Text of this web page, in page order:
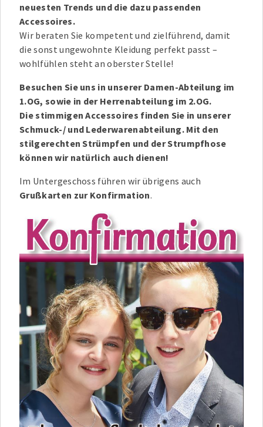
neuesten Trends und die dazu passenden
Accessoires.
Wir beraten Sie kompetent und zielführend, damit
die sonst ungewohnte Kleidung perfekt passt –
wohlfühlen steht an oberster Stelle!
Besuchen Sie uns in unserer Damen-Abteilung im
1.OG, sowie in der Herrenabteilung im 2.OG.
Die stimmigen Accessoires finden Sie in unserer
Schmuck-/ und Lederwarenabteilung. Mit den
stilgerechten Strümpfen und der Strumpfhose
können wir natürlich auch dienen!
Im Untergeschoss führen wir übrigens auch
Grußkarten zur Konfirmation.